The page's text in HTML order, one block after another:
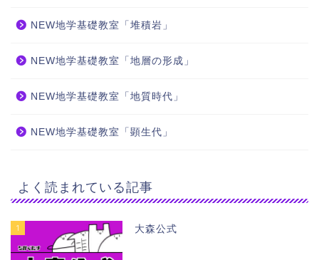
NEW地学基礎教室「堆積岩」
NEW地学基礎教室「地層の形成」
NEW地学基礎教室「地質時代」
NEW地学基礎教室「顕生代」
よく読まれている記事
1 大森公式